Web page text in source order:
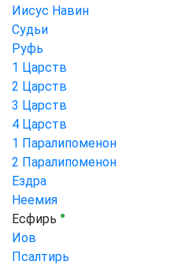
Иисус Навин
Судьи
Руфь
1 Царств
2 Царств
3 Царств
4 Царств
1 Паралипоменон
2 Паралипоменон
Ездра
Неемия
Есфирь ●
Иов
Псалтирь